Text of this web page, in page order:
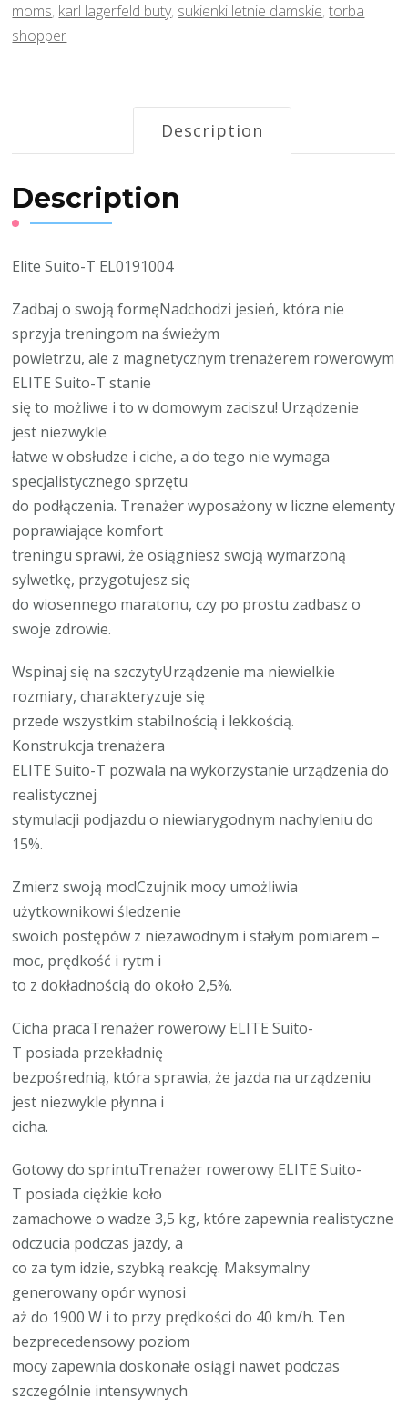
moms, karl lagerfeld buty, sukienki letnie damskie,torba
shopper
Description
Description
Elite Suito-T EL0191004
Zadbaj o swoją formęNadchodzi jesień, która nie
sprzyja treningom na świeżym
powietrzu, ale z magnetycznym trenażerem rowerowym
ELITE Suito-T stanie
się to możliwe i to w domowym zaciszu! Urządzenie
jest niezwykle
łatwe w obsłudze i ciche, a do tego nie wymaga
specjalistycznego sprzętu
do podłączenia. Trenażer wyposażony w liczne elementy
poprawiające komfort
treningu sprawi, że osiągniesz swoją wymarzoną
sylwetkę, przygotujesz się
do wiosennego maratonu, czy po prostu zadbasz o
swoje zdrowie.
Wspinaj się na szczytyUrządzenie ma niewielkie
rozmiary, charakteryzuje się
przede wszystkim stabilnością i lekkością.
Konstrukcja trenażera
ELITE Suito-T pozwala na wykorzystanie urządzenia do
realistycznej
stymulacji podjazdu o niewiarygodnym nachyleniu do
15%.
Zmierz swoją moc!Czujnik mocy umożliwia
użytkownikowi śledzenie
swoich postępów z niezawodnym i stałym pomiarem –
moc, prędkość i rytm i
to z dokładnością do około 2,5%.
Cicha pracaTrenażer rowerowy ELITE Suito-
T posiada przekładnię
bezpośrednią, która sprawia, że jazda na urządzeniu
jest niezwykle płynna i
cicha.
Gotowy do sprintuTrenażer rowerowy ELITE Suito-
T posiada ciężkie koło
zamachowe o wadze 3,5 kg, które zapewnia realistyczne
odczucia podczas jazdy, a
co za tym idzie, szybką reakcję. Maksymalny
generowany opór wynosi
aż do 1900 W i to przy prędkości do 40 km/h. Ten
bezprecedensowy poziom
mocy zapewnia doskonałe osiągi nawet podczas
szczególnie intensywnych